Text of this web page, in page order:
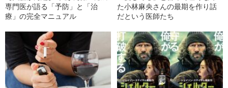
専門医が語る「予防」と「治
療」の完全マニュアル
た小林麻央さんの最期を作り話
だという医師たち